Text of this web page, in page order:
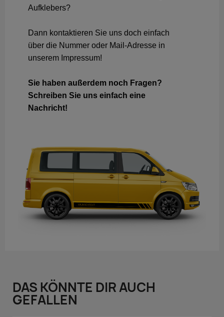
Aufklebers?
Dann kontaktieren Sie uns doch einfach
über die Nummer oder Mail-Adresse in
unserem Impressum!
Sie haben außerdem noch Fragen?
Schreiben Sie uns einfach eine
Nachricht!
DAS KÖNNTE DIR AUCH
GEFALLEN